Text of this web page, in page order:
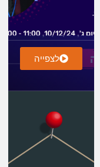
לצפייה